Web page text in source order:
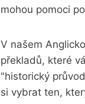
mohou pomoci
V našem
překladů, které
"historický
si vybrat ten,